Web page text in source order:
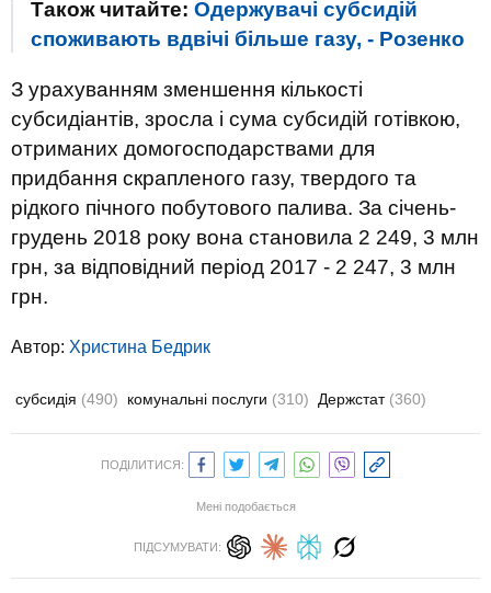
Також читайте: Одержувачі субсидій
споживають вдвічі більше газу, - Розенко
З урахуванням зменшення кількості
субсидіантів, зросла і сума субсидій готівкою,
отриманих домогосподарствами для
придбання скрапленого газу, твердого та
рідкого пічного побутового палива. За січень-
грудень 2018 року вона становила 2 249, 3 млн
грн, за відповідний період 2017 - 2 247, 3 млн
грн.
Автор: Христина Бедрик
субсидія (490) комунальні послуги (310) Держстат (360)
ПОДІЛИТИСЯ:
Мені подобається
ПІДСУМУВАТИ: